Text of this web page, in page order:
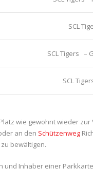
SCL
SCL Tigers –
SCL
wie gewohnt wieder zur
an den Schützenweg
bewältigen.
Inhaber einer